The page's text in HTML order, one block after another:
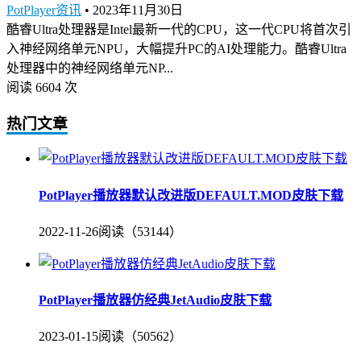
PotPlayer资讯 • 2023年11月30日
酷睿Ultra处理器是Intel最新一代的CPU，这一代CPU将首次引
入神经网络单元NPU，大幅提升PC的AI处理能力。酷睿Ultra
处理器中的神经网络单元NP...
阅读 6604 次
热门文章
PotPlayer播放器默认改进版DEFAULT.MOD皮肤下载
2022-11-26阅读（53144）
PotPlayer播放器仿经典JetAudio皮肤下载
2023-01-15阅读（50562）